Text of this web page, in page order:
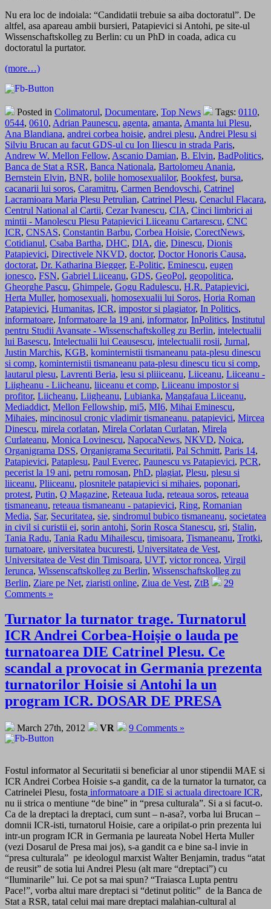
Nu era loc de indoiala: “Candidatii trebuie sa aiba doctoratul”. De
altfel, asa apareau ambii bursieri, Patapievici si Antohi, pe site-ul
Wissenschaftskolleg zu Berlin: cu un PhD in coada, adica cu
doctoratul la purtator.
(more…)
Posted in Colimatorul, Documentare, Top News Tags: 0110,
0544, 0610, Adrian Paunescu, agenta, amanta, Amanta lui Plesu,
Ana Blandiana, andrei corbea hoisie, andrei plesu, Andrei Plesu si
Silviu Brucan au facut GDS-ul cu Ion Iliescu in strada Paris,
Andrew W. Mellon Fellow, Ascanio Damian, B. Elvin, BadPolitics,
Banca de Stat a RSR, Banca Nationala, Bartolomeu Anania,
Bernstein Elvin, BNR, bolile homosexualilor, Bookfest, bursa,
cacanarii lui soros, Caramitru, Carmen Bendovschi, Catrinel
Lacramioara Maria Plesu Petrulian, Catrinel Plesu, Cenaclul Flacara,
Centrul National al Cartii, Cezar Ivanescu, CIA, Cinci limbrici ai
mintii - Manolescu Plesu Patapievici Liiceanu Cartarescu, CNC
ICR, CNSAS, Constantin Barbu, Corbea Hoisie, CorectNews,
Cotidianul, Csaba Bartha, DHC, DIA, die, Dinescu, Dionis
Patapievici, Directivele NKVD, doctor, Doctor Honoris Causa,
doctorat, Dr. Katharina Biegger, E-Politic, Eminescu, eugen
ionesco, FSN, Gabriel Liiceanu, GDS, GeoPol, geopolitica,
Gheorghe Pascu, Ghimpele, Gogu Radulescu, H.R. Patapievici,
Herta Muller, homosexuali, homosexualii lui Soros, Horia Roman
Patapievici, Humanitas, ICR, impostor si plagiator, In Politics,
informatoare, Informatoare la 19 ani, informator, InPolitics, Institutul
pentru Studii Avansate - Wissenschaftskolleg zu Berlin, intelectualii
lui Basescu, Intelectualii lui Ceausescu, intelectualii rosii, Jurnal,
Justin Marchis, KGB, kominternistii tismaneanu pata-plesu dinescu
si comp, kominternistii tismaneanu pata-plesu dinescu ticu si comp,
lautarul plesu, Lavrenti Beria, lesu si pliiiceanu, Liiceanu, Liiceanu -
Liigheanu - Liicheanu, liiceanu et comp, Liiceanu impostor si
profitor, Liicheanu, Liigheanu, Lubianka, Mangafaua Liiceanu,
Mediaddict, Mellon Fellowship, mi5, MI6, Mihai Eminescu,
Mihaies, mincinosul cronic vladimir tismaneanu. patapievici, Mircea
Dinescu, mirela corlatan, Mirela Corlatan Curlatan, Mirela
Curlateanu, Monica Lovinescu, NapocaNews, NKVD, Noica,
Organigrama DSS, Organigrama Securitatii, Pal Schmitt, Paris 14,
Patapievici, Pataplesu, Paul Everec, Paunescu vs Patapievici, PCR,
pecerist la 19 ani, petru romosan, PhD, plagiat, Plesu, plesu si
liiceanu, Pliiceanu, plosnitele patapievici si mihaies, poponari,
protest, Putin, Q Magazine, Reteaua Iuda, reteaua soros, reteaua
tismaneanu, reteaua tismaneanu - patapievici, Ring, Romanian
Media, Sar, Securitatea, sie, sindromul bubico tismaneanu, societatea
in civil si curistii ei, sorin antohi, Sorin Rosca Stanescu, sri, Stalin,
Tania Radu, Tania Radu Mihailescu, timisoara, Tismaneanu, Trotki,
turnatoare, universitatea bucuresti, Universitatea de Vest,
Universitatea de Vest din Timisoara, UVT, victor roncea, Virgil
Ierunca, Wissenscaftskolleg zu Berlin, Wissenschaftskolleg zu
Berlin, Ziare pe Net, ziaristi online, Ziua de Vest, ZtB
29
Comments »
Turnator la turnator trage. Turnatorul
ICR Andrei Corbea-Hoişie o lauda pe
turnatoarea DIE Catrinel Plesu. Ce
scandal a provocat in Germania prezenta
turnatorilor Hoisie si Antohi la un
program ICR. DOSAR DE PRESA
March 27th, 2012 VR 9 Comments »
Fostul informator al Securitatii si beneficiar al unor stipendii MAE si
ICR Andrei Corbea Hoisie s-a gandit, ca de la turnator la turnator, ca
Catrinelei Plesu, fosta informatoare a DIE si actuala directoare ICR,
nu ii strica o mentiune “de bine” in “presa culturala”. Si a si facut-o.
Ca de la dreptaci la dreptaci, cum sunt – n-asa?, vorba lui Brucan –
domnii ICR-isti, turnatorul Hoisie, care a oripilat-o prin prezenta lui
intr-un program ICR in Germania pe laureata Nobel Herta Muller
(vezi Dosarul de Presa mai jos), s-a gandit ca e bine sa-l invie in
“presa culturala” pe ideologul marxist Walter Benjamin, tradus “atat
de reusit” de sotia lui Andrei Plesu (alt mare “dreptaci”) cu
“Iluminarile” lui. Ce pot sa mai spun? “Traiasca Lupta pentru
Pace!”, vorba altui mare dreptaci si “detinut politic” de la Banca de
Stat a RSR, tatal celui mai mare dreptaci malahian-cultural al